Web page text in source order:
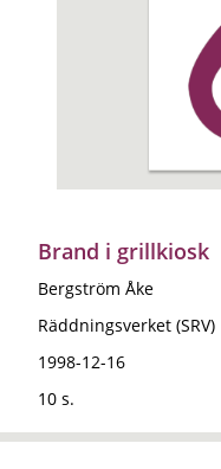
Brand i grillkiosk
Bergström Åke
Räddningsverket (SRV)
1998-12-16
10 s.